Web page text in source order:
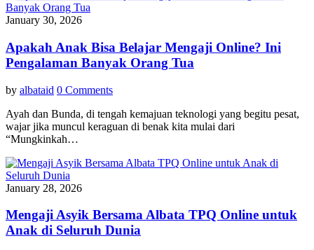
January 30, 2026
Apakah Anak Bisa Belajar Mengaji Online? Ini
Pengalaman Banyak Orang Tua
by albataid 0 Comments
Ayah dan Bunda, di tengah kemajuan teknologi yang begitu pesat,
wajar jika muncul keraguan di benak kita mulai dari
“Mungkinkah…
January 28, 2026
Mengaji Asyik Bersama Albata TPQ Online untuk
Anak di Seluruh Dunia